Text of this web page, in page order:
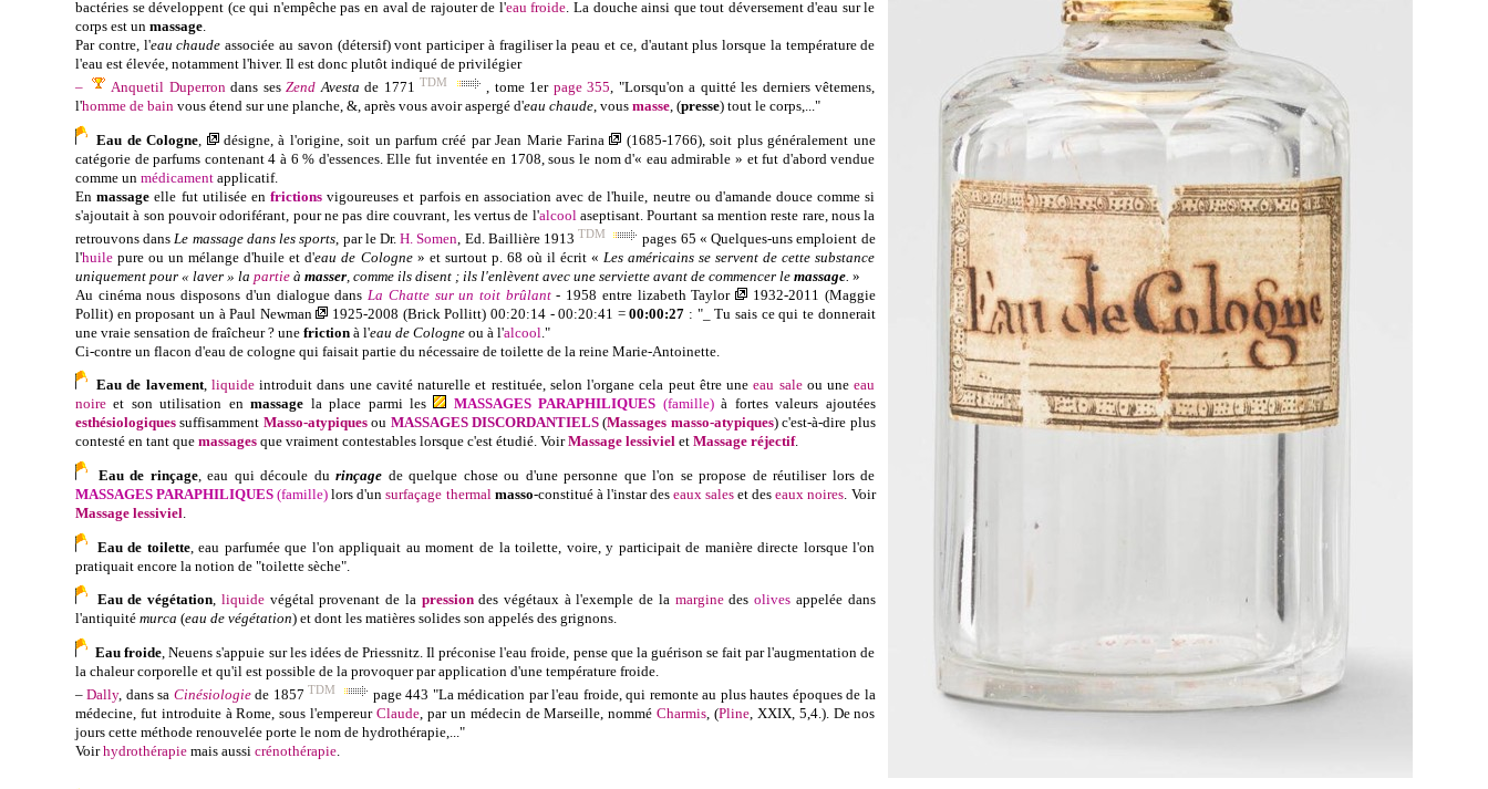
bactéries se développent (ce qui n'empêche pas en aval de rajouter de l'eau froide . La douche ainsi que tout déversement d'eau sur le
corps est un massage
Par contre, l'eau chaude associée au savon (détersif) vont participer à fragiliser la peau et ce, d'autant plus lorsque la température de
l'eau est élevée, notamment l'hiver. Il est donc plutôt indiqué de privilégier
–
Anquetil Duperrondans ses Zend Avesta de 1771 TDM , tome 1er page 355, "Lorsqu'on a quitté les derniers vêtemens,
l'homme de bain vous étend sur une planche, &, après vous avoir aspergé d'eau chaude, vous masse, (presse) tout le corps,..."
Eau de Cologne désigne, à l'origine, soit unparfum créé parJean Marie Farina
(1685-1766), soit plus généralement une
catégorie de parfums contenant 4 à 6 % d'essences. Elle fut inventée en 1708, sous le nom d'« eau admirable » et fut d'abord vendue
comme un médicament applicatif.
Enmassage elle fut utilisée enfrictions vigoureuses et parfois en association avec de l'huile, neutre ou d'amande douce comme si
s'ajoutait à son pouvoir odoriférant, pour ne pas dire couvrant, les vertus de l'alcool aseptisant. Pourtant sa mention reste rare, nous la
retrouvons dans Le massage dans les sports , par le Dr.H. Somen , Ed. Baillière 1913 TDM pages 65 « Quelques-uns emploient de
l'huile pure ou un mélange d'huile et d'eau de Cologne» et surtout p. 68 où il écrit « Les américains se servent de cette substance
uniquement pour « laver » la partie à masser , comme ils disent ; ils l'enlèvent avec une serviette avant de commencer le massage »
Au cinéma nous disposons d'un dialogue dans La Chatte sur un toit brûlant- 1958 entre lizabeth Taylor 1932-2011 (Maggie
Pollit) en proposant un àPaul Newman 1925-2008 (Brick Pollitt) 00:20:14 - 00:20:41 =00:00:27 : "_ Tu sais ce qui te donnerait
une vraie sensation de fraîcheur ? une friction à l'eau de Cologne ou à l'alcool ."
Ci-contre un flacon d'eau de cologne qui faisait partie du nécessaire de toilette de la reine Marie-Antoinette.
Eau de lavement, liquide introduit dans une cavité naturelle et restituée, selon l'organe cela peut être uneeau saleou uneeau
noire et son utilisation enmassage la place parmi les MASSAGES PARAPHILIQUES (famille)à fortes valeurs ajoutées
esthésiologiques suffisamment Masso-atypiquesou MASSAGES DISCORDANTIELS(Massages masso-atypiques) c'est-à-dire plus
contesté en tant que massages que vraiment contestables lorsque c'est étudié. VoirMassage lessiviel et Massage réjectif.
Eau de rinçage, eau qui découle durinçage de quelque chose ou d'une personne que l'on se propose de réutiliser lors de
MASSAGES PARAPHILIQUES (famille) lors d'unsurfaçage thermal masso-constitué à l'instar des eaux sales et deseaux noires. Voir
Massage lessiviel.
Eau de toilette, eau parfumée que l'on appliquait au moment de la toilette, voire, y participait de manière directe lorsque l'on
pratiquait encore la notion de "toilette sèche".
Eau de végétation, liquidevégétal provenant de la pressiondes végétaux à l'exemple de la marginedesolives appelée dans
l'antiquité murca (eau de végétation) et dont les matières solides son appelés des grignons.
Eau froide , Neuens s'appuie sur les idées de Priessnitz. Il préconise l'eau froide, pense que la guérison se fait par l'augmentation de
la chaleur corporelle et qu'il est possible de la provoquer par application d'une température froide.
–Dally, dans sa Cinésiologiede 1857 TDM
page 443 "La médication par l'eau froide, qui remonte au plus hautes époques de la
médecine, fut introduite à Rome, sous l'empereurClaude, par un médecin de Marseille, nomméCharmis, (Pline, XXIX, 5,4.). De nos
jours cette méthode renouvelée porte le nom de hydrothérapie,..."
Voirhydrothérapie mais aussi crénothérapie.